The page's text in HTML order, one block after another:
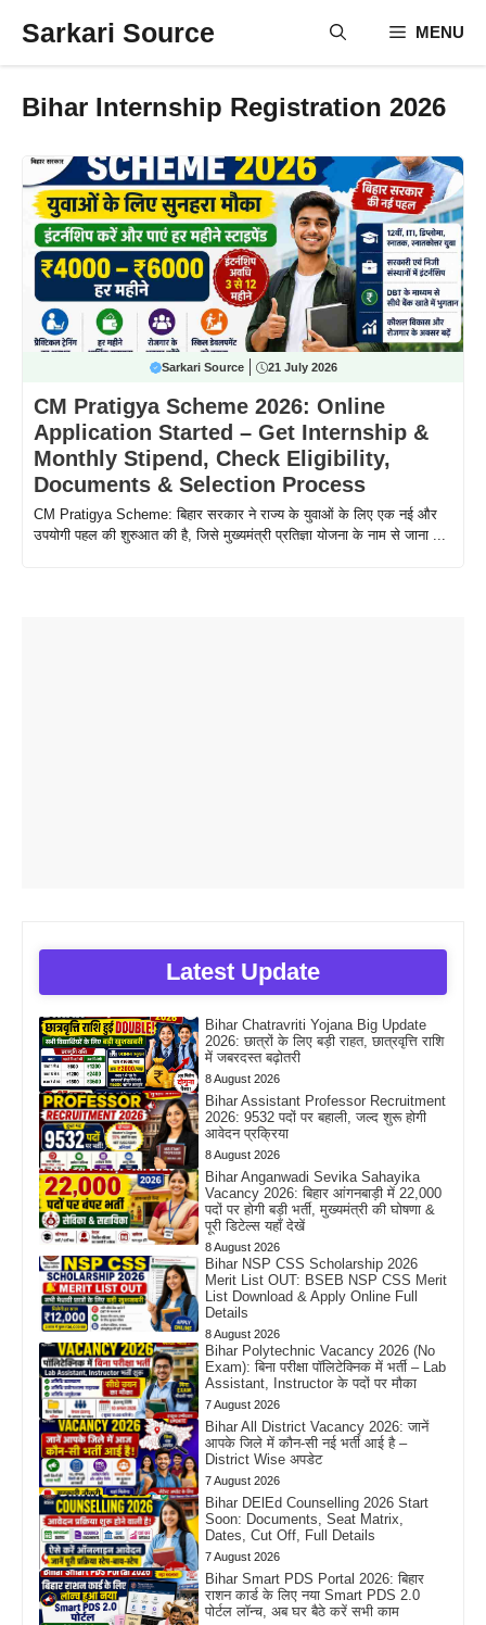
Sarkari Source MENU
Bihar Internship Registration 2026
Sarkari Source 21 July 2026
CM Pratigya Scheme 2026: Online
Application Started – Get Internship &
Monthly Stipend, Check Eligibility,
Documents & Selection Process
CM Pratigya Scheme: बिहार सरकार ने राज्य के युवाओं के लिए एक नई और
उपयोगी पहल की शुरुआत की है, जिसे मुख्यमंत्री प्रतिज्ञा योजना के नाम से जाना ...
Latest Update
Bihar Chatravriti Yojana Big Update
2026: छात्रों के लिए बड़ी राहत, छात्रवृत्ति राशि
में जबरदस्त बढ़ोतरी
8 August 2026
Bihar Assistant Professor Recruitment
2026: 9532 पदों पर बहाली, जल्द शुरू होगी
आवेदन प्रक्रिया
8 August 2026
Bihar Anganwadi Sevika Sahayika
Vacancy 2026: बिहार आंगनबाड़ी में 22,000
पदों पर होगी बड़ी भर्ती, मुख्यमंत्री की घोषणा &
पूरी डिटेल्स यहाँ देखें
8 August 2026
Bihar NSP CSS Scholarship 2026
Merit List OUT: BSEB NSP CSS Merit
List Download & Apply Online Full
Details
8 August 2026
Bihar Polytechnic Vacancy 2026 (No
Exam): बिना परीक्षा पॉलिटेक्निक में भर्ती – Lab
Assistant, Instructor के पदों पर मौका
7 August 2026
Bihar All District Vacancy 2026: जानें
आपके जिले में कौन-सी नई भर्ती आई है –
District Wise अपडेट
7 August 2026
Bihar DElEd Counselling 2026 Start
Soon: Documents, Seat Matrix,
Dates, Cut Off, Full Details
7 August 2026
Bihar Smart PDS Portal 2026: बिहार
राशन कार्ड के लिए नया Smart PDS 2.0
पोर्टल लॉन्च, अब घर बैठे करें सभी काम